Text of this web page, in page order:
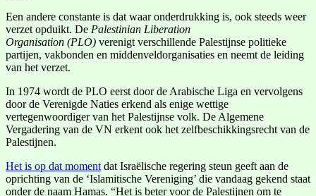
Een andere constante is dat waar onderdrukking is, ook steeds weer
verzet opduikt. De Palestinian Liberation
Organisation (PLO) verenigt verschillende Palestijnse politieke
partijen, vakbonden en middenveldorganisaties en neemt de leiding
van het verzet.
In 1974 wordt de PLO eerst door de Arabische Liga en vervolgens
door de Verenigde Naties erkend als enige wettige
vertegenwoordiger van het Palestijnse volk. De Algemene
Vergadering van de VN erkent ook het zelfbeschikkingsrecht van de
Palestijnen.
Het is op dat moment dat Israëlische regering steun geeft aan de
oprichting van de ‘Islamitische Vereniging’ die vandaag gekend staat
onder de naam Hamas. “Het is beter voor de Palestijnen om te